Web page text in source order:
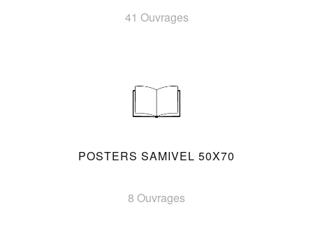
41 Ouvrages
POSTERS SAMIVEL 50X70
8 Ouvrages